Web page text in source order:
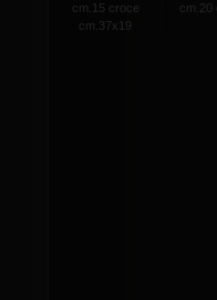
cm.15 croce
cm.37x19
cm.20